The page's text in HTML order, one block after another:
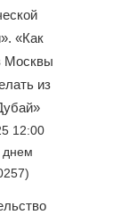
«Как
Москвы
из
12:00
днем